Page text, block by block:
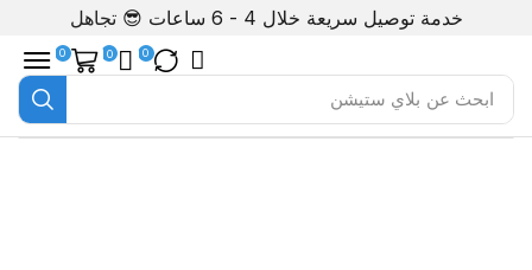
خدمة توصيل سريعة خلال 4 - 6 ساعات 😎 تجاهل
ابحث عن بلاي ستيشن
0
0
0